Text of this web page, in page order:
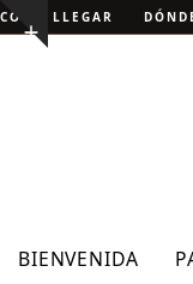
Skip
to Show
CÓMO LLEGAR
BIENVENIDA